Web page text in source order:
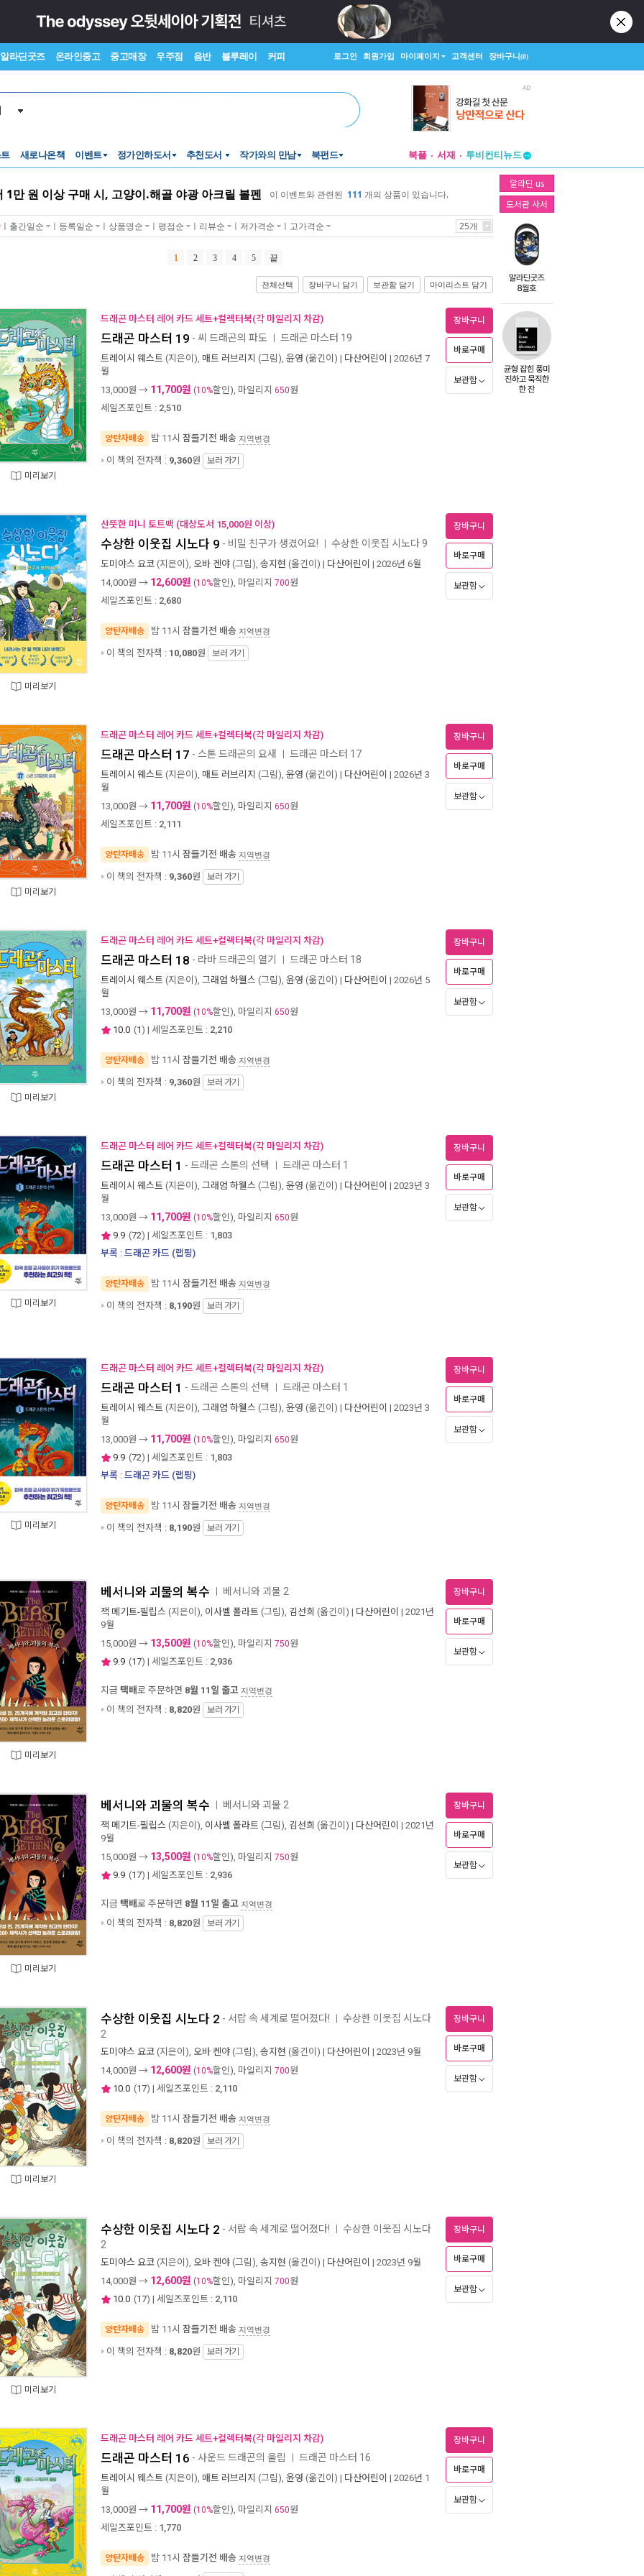
알라딘굿즈 온라인중고 중고매장 우주점 음반 블루레이 커피 로그인 회원가입 마이페이지 고객센터 장바구니(0)
새로나온책 이벤트 정가인하도서 추천도서 작가와의 만남 북펀드 북플 서재
투비컨티뉴드
창작플랫폼
투비컨티뉴드
알라딘 us
도서관 사서
1만 원 이상 구매 시, 고양이.해골 야광 아크릴 볼펜 이 이벤트와 관련된 111 개의 상품이 있습니다.
ㅣ 출간일순 ㅣ 등록일순 ㅣ 상품명순 ㅣ 평점순 ㅣ 리뷰순 ㅣ 저가격순 ㅣ 고가격순 25개
1 2 3 4 5 끝
전체선택 장바구니 담기 보관함 담기 마이리스트 담기
미리보기
드래곤 마스터 레어 카드 세트+컬렉터북(각 마일리지 차감)
드래곤 마스터 19 - 씨 드래곤의 파도 드래곤 마스터 19
트레이시 웨스트 (지은이), 매트 러브리지 (그림), 윤영 (옮긴이) | 다산어린이 | 2026년 7
월
13,000원 → 11,700원 (10%할인), 마일리지 650원
세일즈포인트 : 2,510
양탄자배송 밤 11시 잠들기전 배송 지역변경
이 책의 전자책 : 9,360원 보러 가기
장바구니
바로구매
보관함
미리보기
산뜻한 미니 토트백 (대상도서 15,000원 이상)
수상한 이웃집 시노다 9 - 비밀 친구가 생겼어요! 수상한 이웃집 시노다 9
도미야스 요코 (지은이), 오바 겐야 (그림), 송지현 (옮긴이) | 다산어린이 | 2026년 6월
14,000원 → 12,600원 (10%할인), 마일리지 700원
세일즈포인트 : 2,680
양탄자배송 밤 11시 잠들기전 배송 지역변경
이 책의 전자책 : 10,080원 보러 가기
장바구니
바로구매
보관함
미리보기
드래곤 마스터 레어 카드 세트+컬렉터북(각 마일리지 차감)
드래곤 마스터 17 - 스톤 드래곤의 요새 드래곤 마스터 17
트레이시 웨스트 (지은이), 매트 러브리지 (그림), 윤영 (옮긴이) | 다산어린이 | 2026년 3
월
13,000원 → 11,700원 (10%할인), 마일리지 650원
세일즈포인트 : 2,111
양탄자배송 밤 11시 잠들기전 배송 지역변경
이 책의 전자책 : 9,360원 보러 가기
장바구니
바로구매
보관함
미리보기
드래곤 마스터 레어 카드 세트+컬렉터북(각 마일리지 차감)
드래곤 마스터 18 - 라바 드래곤의 열기 드래곤 마스터 18
트레이시 웨스트 (지은이), 그래엄 하웰스 (그림), 윤영 (옮긴이) | 다산어린이 | 2026년 5
월
13,000원 → 11,700원 (10%할인), 마일리지 650원
10.0 (1) | 세일즈포인트 : 2,210
양탄자배송 밤 11시 잠들기전 배송 지역변경
이 책의 전자책 : 9,360원 보러 가기
장바구니
바로구매
보관함
미리보기
드래곤 마스터 레어 카드 세트+컬렉터북(각 마일리지 차감)
드래곤 마스터 1 - 드래곤 스톤의 선택 드래곤 마스터 1
트레이시 웨스트 (지은이), 그래엄 하웰스 (그림), 윤영 (옮긴이) | 다산어린이 | 2023년 3
월
13,000원 → 11,700원 (10%할인), 마일리지 650원
9.9 (72) | 세일즈포인트 : 1,803
부록 : 드래곤 카드 (랩핑)
양탄자배송 밤 11시 잠들기전 배송 지역변경
이 책의 전자책 : 8,190원 보러 가기
장바구니
바로구매
보관함
미리보기
드래곤 마스터 레어 카드 세트+컬렉터북(각 마일리지 차감)
드래곤 마스터 1 - 드래곤 스톤의 선택 드래곤 마스터 1
트레이시 웨스트 (지은이), 그래엄 하웰스 (그림), 윤영 (옮긴이) | 다산어린이 | 2023년 3
월
13,000원 → 11,700원 (10%할인), 마일리지 650원
9.9 (72) | 세일즈포인트 : 1,803
부록 : 드래곤 카드 (랩핑)
양탄자배송 밤 11시 잠들기전 배송 지역변경
이 책의 전자책 : 8,190원 보러 가기
장바구니
바로구매
보관함
미리보기
베서니와 괴물의 복수 베서니와 괴물 2
잭 메기트-필립스 (지은이), 이사벨 폴라트 (그림), 김선희 (옮긴이) | 다산어린이 | 2021년
9월
15,000원 → 13,500원 (10%할인), 마일리지 750원
9.9 (17) | 세일즈포인트 : 2,936
지금 택배로 주문하면 8월 11일 출고 지역변경
이 책의 전자책 : 8,820원 보러 가기
장바구니
바로구매
보관함
미리보기
베서니와 괴물의 복수 베서니와 괴물 2
잭 메기트-필립스 (지은이), 이사벨 폴라트 (그림), 김선희 (옮긴이) | 다산어린이 | 2021년
9월
15,000원 → 13,500원 (10%할인), 마일리지 750원
9.9 (17) | 세일즈포인트 : 2,936
지금 택배로 주문하면 8월 11일 출고 지역변경
이 책의 전자책 : 8,820원 보러 가기
장바구니
바로구매
보관함
미리보기
수상한 이웃집 시노다 2 - 서랍 속 세계로 떨어졌다! 수상한 이웃집 시노다
2
도미야스 요코 (지은이), 오바 켄야 (그림), 송지현 (옮긴이) | 다산어린이 | 2023년 9월
14,000원 → 12,600원 (10%할인), 마일리지 700원
10.0 (17) | 세일즈포인트 : 2,110
양탄자배송 밤 11시 잠들기전 배송 지역변경
이 책의 전자책 : 8,820원 보러 가기
장바구니
바로구매
보관함
미리보기
수상한 이웃집 시노다 2 - 서랍 속 세계로 떨어졌다! 수상한 이웃집 시노다
2
도미야스 요코 (지은이), 오바 켄야 (그림), 송지현 (옮긴이) | 다산어린이 | 2023년 9월
14,000원 → 12,600원 (10%할인), 마일리지 700원
10.0 (17) | 세일즈포인트 : 2,110
양탄자배송 밤 11시 잠들기전 배송 지역변경
이 책의 전자책 : 8,820원 보러 가기
장바구니
바로구매
보관함
드래곤 마스터 레어 카드 세트+컬렉터북(각 마일리지 차감)
드래곤 마스터 16 - 사운드 드래곤의 울림 드래곤 마스터 16
트레이시 웨스트 (지은이), 매트 러브리지 (그림), 윤영 (옮긴이) | 다산어린이 | 2026년 1
월
13,000원 → 11,700원 (10%할인), 마일리지 650원
세일즈포인트 : 1,770
양탄자배송 밤 11시 잠들기전 배송 지역변경
장바구니
바로구매
보관함